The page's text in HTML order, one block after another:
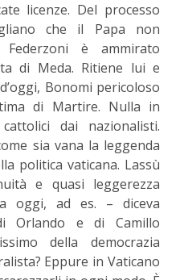
licenze. Del processo
che il Papa non
è ammirato
di Meda. Ritiene lui e
Bonomi pericoloso
di Martire. Nulla in
dai nazionalisti.
sia vana la leggenda
politica vaticana. Lassù
e quasi leggerezza
oggi, ad es. – diceva
Orlando e di Camillo
della democrazia
Eppure in Vaticano